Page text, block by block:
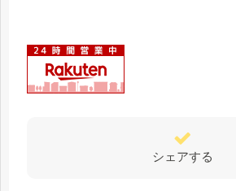
シェアする